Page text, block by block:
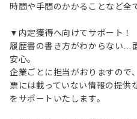
時間や手間のかかることなど全
▼内定獲得へ向けてサポート！
履歴書の書き方がわからない…
安心。
企業ごとに担当がおりますので
票には載っていない情報の提供
をサポートいたします。